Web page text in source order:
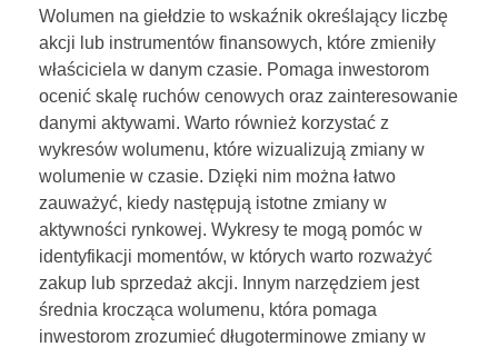
Wolumen na giełdzie to wskaźnik określający liczbę
akcji lub instrumentów finansowych, które zmieniły
właściciela w danym czasie. Pomaga inwestorom
ocenić skalę ruchów cenowych oraz zainteresowanie
danymi aktywami. Warto również korzystać z
wykresów wolumenu, które wizualizują zmiany w
wolumenie w czasie. Dzięki nim można łatwo
zauważyć, kiedy następują istotne zmiany w
aktywności rynkowej. Wykresy te mogą pomóc w
identyfikacji momentów, w których warto rozważyć
zakup lub sprzedaż akcji. Innym narzędziem jest
średnia krocząca wolumenu, która pomaga
inwestorom zrozumieć długoterminowe zmiany w